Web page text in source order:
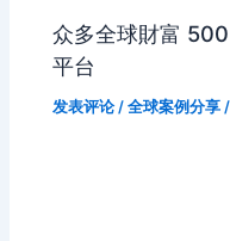
众多全球財富
平台
发表评论 /全球案例分享